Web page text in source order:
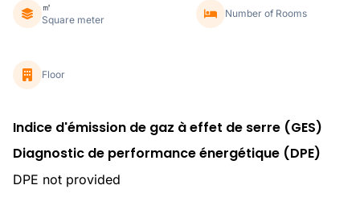
㎡
Square meter
Number of Rooms
Floor
Indice d'émission de gaz à effet de serre (GES)
Diagnostic de performance énergétique (DPE)
DPE not provided